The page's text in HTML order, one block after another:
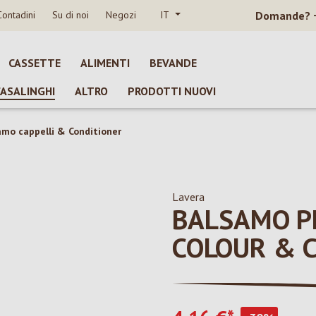
Su di noi Negozi IT Domande?
CASSETTE ALIMENTI
BEVANDE
ALTRO PRODOTTI NUOVI
cappelli & Conditioner
Lavera
BALSAMO
COLOUR &